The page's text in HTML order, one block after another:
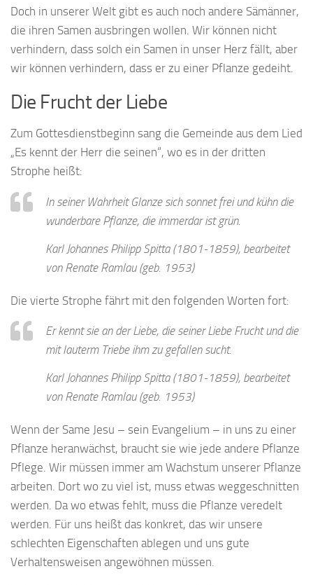
Doch in unserer Welt gibt es auch noch andere Sämänner,
die ihren Samen ausbringen wollen. Wir können nicht
verhindern, dass solch ein Samen in unser Herz fällt, aber
wir können verhindern, dass er zu einer Pflanze gedeiht.
Die Frucht der Liebe
Zum Gottesdienstbeginn sang die Gemeinde aus dem Lied
„Es kennt der Herr die seinen“, wo es in der dritten
Strophe heißt:
In seiner Wahrheit Glanze sich sonnet frei und kühn die
wunderbare Pflanze, die immerdar ist grün.
Karl Johannes Philipp Spitta (1801-1859), bearbeitet
von Renate Ramlau (geb. 1953)
Die vierte Strophe fährt mit den folgenden Worten fort:
Er kennt sie an der Liebe, die seiner Liebe Frucht und die
mit lauterm Triebe ihm zu gefallen sucht.
Karl Johannes Philipp Spitta (1801-1859), bearbeitet
von Renate Ramlau (geb. 1953)
Wenn der Same Jesu – sein Evangelium – in uns zu einer
Pflanze heranwächst, braucht sie wie jede andere Pflanze
Pflege. Wir müssen immer am Wachstum unserer Pflanze
arbeiten. Dort wo zu viel ist, muss etwas weggeschnitten
werden. Da wo etwas fehlt, muss die Pflanze veredelt
werden. Für uns heißt das konkret, das wir unsere
schlechten Eigenschaften ablegen und uns gute
Verhaltensweisen angewöhnen müssen.